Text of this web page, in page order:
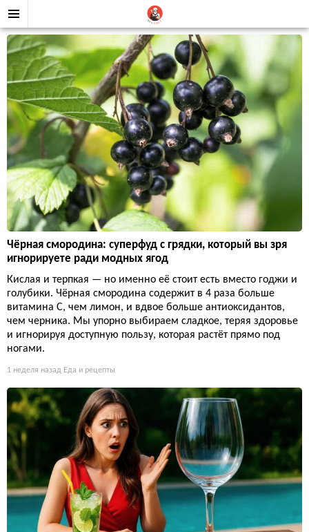
Чёрная смородина: суперфуд с грядки, который вы зря
игнорируете ради модных ягод
Кислая и терпкая — но именно её стоит есть вместо годжи и
голубики. Чёрная смородина содержит в 4 раза больше
витамина C, чем лимон, и вдвое больше антиоксидантов,
чем черника. Мы упорно выбираем сладкое, теряя здоровье
и игнорируя доступную пользу, которая растёт прямо под
ногами.
1 неделя назад Еда и рецепты